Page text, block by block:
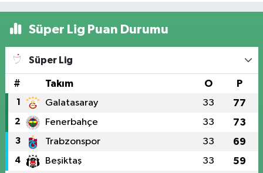
Süper Lig Puan Durumu
Süper Lig
# Takım O P
1 Galatasaray 33 77
2 Fenerbahçe 33 73
3 Trabzonspor 33 69
4 Beşiktaş 33 59